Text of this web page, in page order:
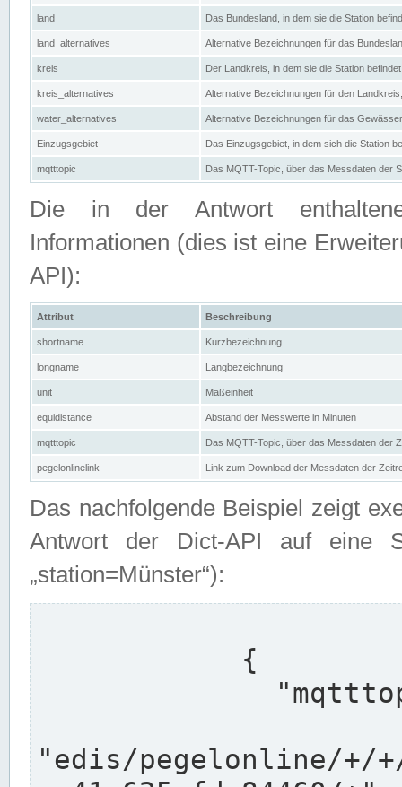
land Das Bundesland, in dem sie die Station
land_alternatives Alternative Bezeichnungen für das
kreis Der Landkreis, in dem sie die Station befindet
kreis_alternatives Alternative Bezeichnungen für den
water_alternatives Alternative Bezeichnungen für das
Einzugsgebiet Das Einzugsgebiet, in dem sich die Station
mqtttopic Das MQTT-Topic, über das Messdaten der
Die in der Antwort
Informationen (dies ist eine
API):
Attribut Beschreibung
shortname Kurzbezeichnung
longname Langbezeichnung
unit Maßeinheit
equidistance Abstand der Messwerte in Minuten
mqtttopic Das MQTT-Topic, über das Messdaten der
pegelonlinelink Link zum Download der Messdaten der
Das nachfolgende Beispiel zeigt
Antwort der Dict-API auf eine
„station=Münster“):
"edis/pegelonline/+/